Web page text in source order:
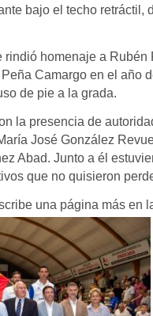
bajo el techo retráctil,
homenaje a Rubén
Camargo en el año
de pie a la grada.
la presencia de
José González
Abad. Junto a él
que no quisieron
una página más en